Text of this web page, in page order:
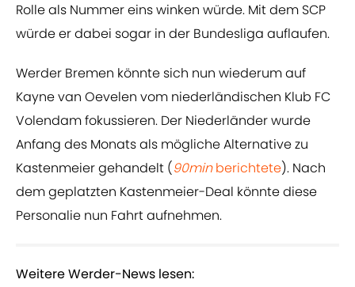
Rolle als Nummer eins winken würde. Mit dem SCP
würde er dabei sogar in der Bundesliga auflaufen.
Werder Bremen könnte sich nun wiederum auf
Kayne van Oevelen vom niederländischen Klub FC
Volendam fokussieren. Der Niederländer wurde
Anfang des Monats als mögliche Alternative zu
Kastenmeier gehandelt (90minberichtete). Nach
dem geplatzten Kastenmeier-Deal könnte diese
Personalie nun Fahrt aufnehmen.
Weitere Werder-News lesen: